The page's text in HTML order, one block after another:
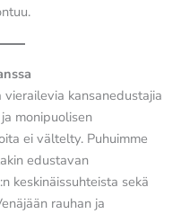
kansanedustajia
monipuolisen
ei vältelty. Puhuimme
edustavan
keskinäissuhteista sekä
rauhan ja